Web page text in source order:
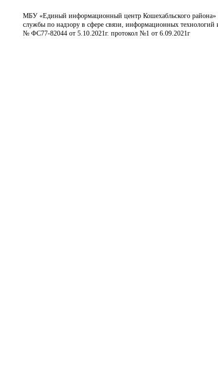
МБУ «Единый информационный центр Кошехабльского района»
службы по надзору в сфере связи, информационных
№ ФС77-82044 от 5.10.2021г. протокол №1 от 6.09.2021г